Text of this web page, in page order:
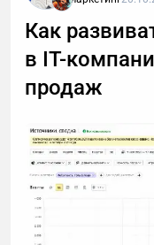
Как
в IT-
продаж